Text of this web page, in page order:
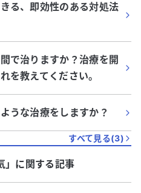
る、即効性のある対処法
で治りますか？治療を開
を教えてください。
うな治療をしますか？
すべて見る(3)
」に関する記事